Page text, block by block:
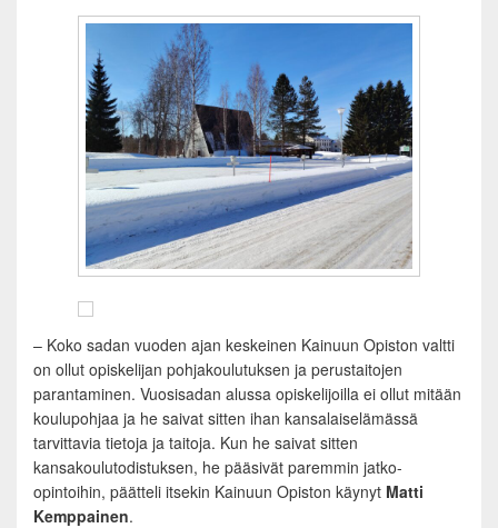
– Koko sadan vuoden ajan keskeinen Kainuun Opiston valtti
on ollut opiskelijan pohjakoulutuksen ja perustaitojen
parantaminen. Vuosisadan alussa opiskelijoilla ei ollut mitään
koulupohjaa ja he saivat sitten ihan kansalaiselämässä
tarvittavia tietoja ja taitoja. Kun he saivat sitten
kansakoulutodistuksen, he pääsivät paremmin jatko-
opintoihin, päätteli itsekin Kainuun Opiston käynyt Matti
Kemppainen.